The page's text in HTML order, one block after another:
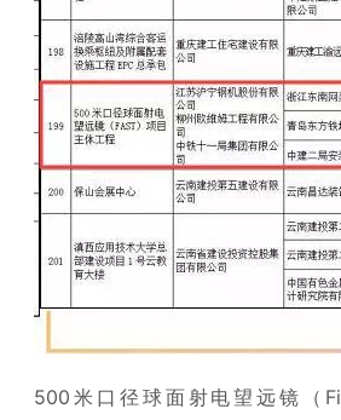
500米口径球面射电望远镜（